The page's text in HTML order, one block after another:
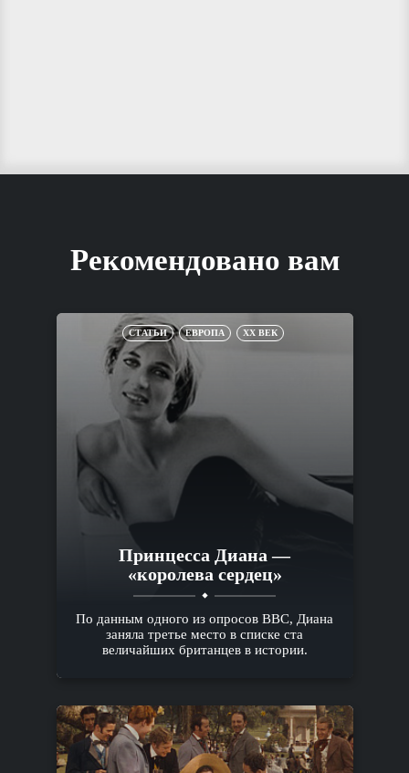
Рекомендовано вам
СТАТЬИ ЕВРОПА XX ВЕК
Принцесса Диана —
«королева сердец»
По данным одного из опросов BBC, Диана
заняла третье место в списке ста
величайших британцев в истории.